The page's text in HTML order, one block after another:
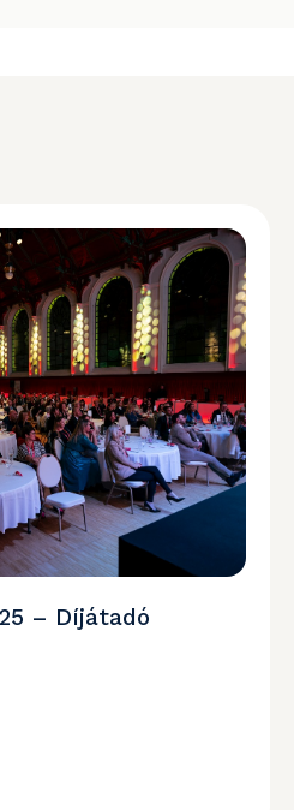
– Díjátadó